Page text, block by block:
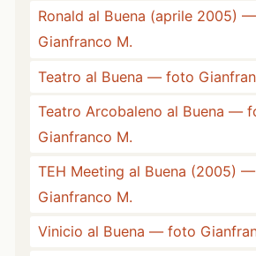
Ronald al Buena (aprile 2005)
Gianfranco M.
Teatro al Buena — foto
Teatro Arcobaleno al Buena —
Gianfranco M.
TEH Meeting al Buena (2005)
Gianfranco M.
Vinicio al Buena — foto